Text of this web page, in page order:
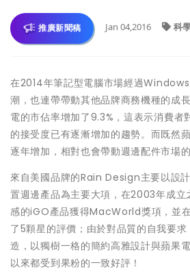
推廣新聞稿 Jan 04,2016 科
在2014年筆記型電腦市場經過
潮，也連帶帶動其他品牌商務機種的成
電的市佔率增加了9.3%，這表示消費者
的接受度已有逐漸增加的趨勢。而既然
逐年增加，相對也會帶動週邊配件市場的
來自美國品牌的Rain Design主要以設
置週邊產品為主要大項，在2003年成立
感的iGO產品獲得MacWorld獎項，並
了5顆星的評價；由於對品質的自我要
造，以獨樹一格的簡約高雅設計與蘋果
以來都受到果粉的一致好評！